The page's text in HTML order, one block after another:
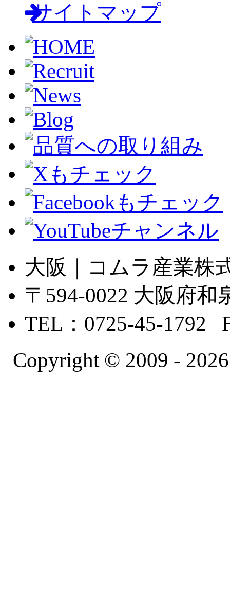
サイトマップ
大阪｜コムラ産業株
〒594-0022 大阪府
TEL：0725-45-1792
Copyright © 2009 -